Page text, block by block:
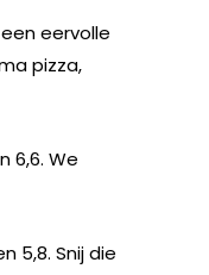
eervolle
pizza,
6,6. We
5,8. Snij die